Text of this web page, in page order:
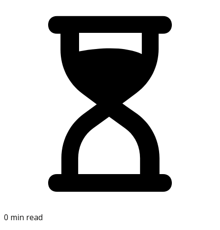
0 min read